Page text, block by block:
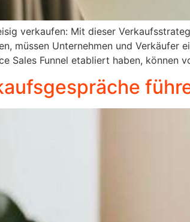
verkaufen: Mit dieser
müssen Unternehmen und Verkäufer
Sales Funnel etabliert haben,